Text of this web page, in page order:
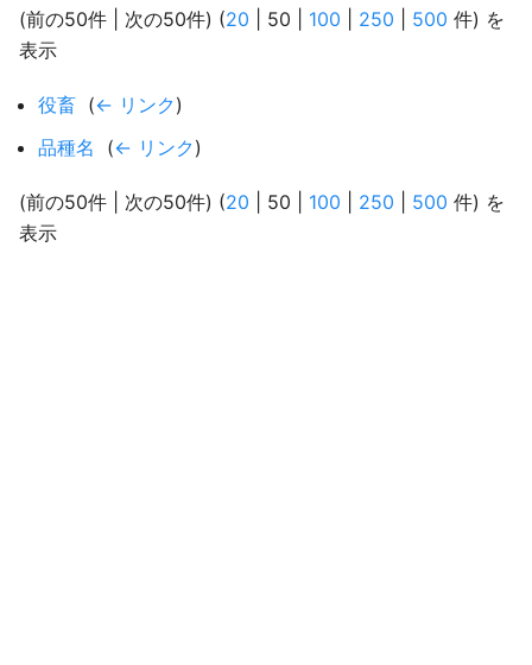
(前の50件 次の50件) (20 50 100 250 500 件) を
表示
役畜 (← リンク )
品種名
(← リンク )
(前の50件 次の50件) (20 50 100 250 500 件) を
表示